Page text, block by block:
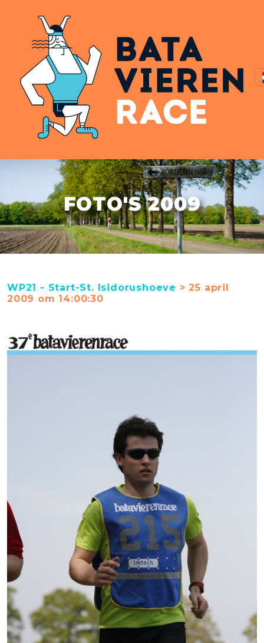
FOTO'S 2009
WP21 - Start-St. Isidorushoeve > 25 april
2009 om 14:00:30